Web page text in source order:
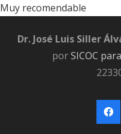
Muy recomendable
Dr. José Luis Siller
porSICOC